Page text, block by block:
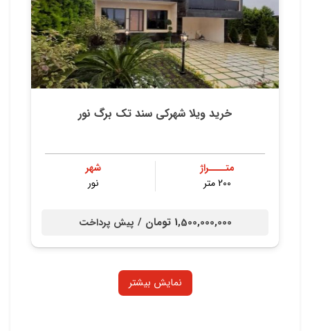
خرید ویلا شهرکی سند تک برگ نور
متــــراژ
200 متر
شهر
نور
1,500,000,000 تومان / پیش پرداخت
نمایش بیشتر